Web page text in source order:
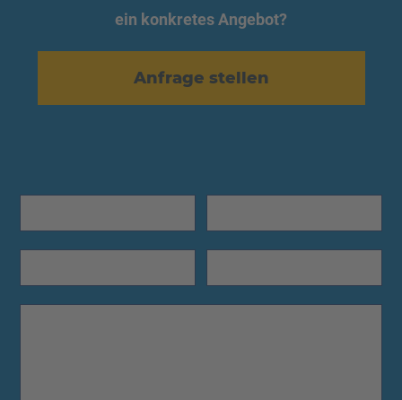
ein konkretes Angebot?
Anfrage stellen